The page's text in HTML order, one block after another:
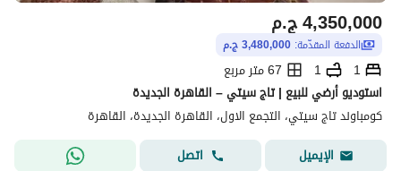
ج.م4,350,000
الدفعة المقدّمة: 3,480,000 ج.م
1
1
67 متر مربع
استوديو أرضي للبيع | تاج سيتي – القاهرة الجديدة
كومباوند تاج سيتي، التجمع الاول، القاهرة الجديدة، القاهرة
الإيميل
اتصل